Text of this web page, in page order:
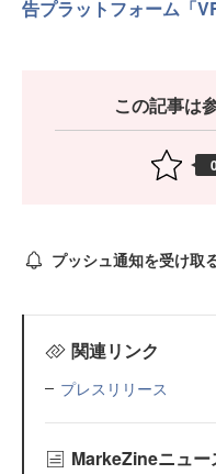
告プラットフォーム「
この記事は
プッシュ通知を受け取
関連リンク
プレスリリース
MarkeZineニュ